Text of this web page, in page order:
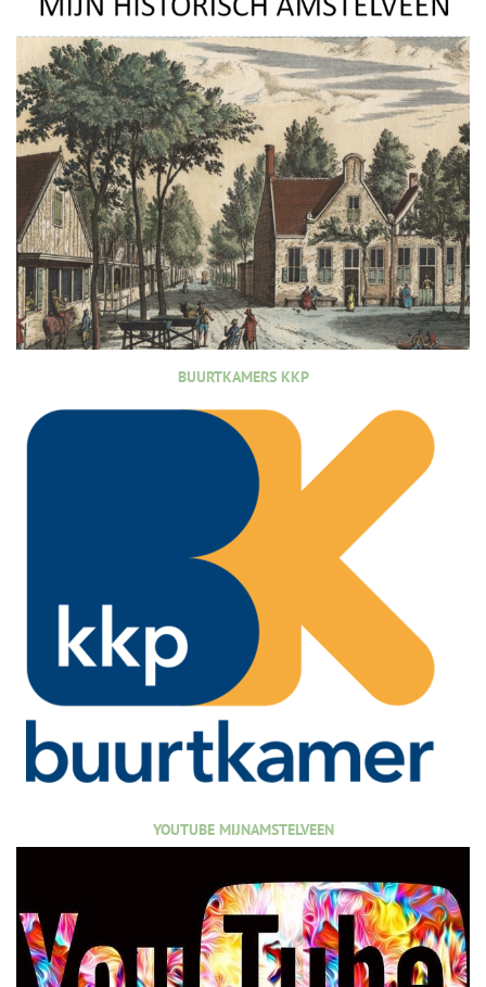
BUURTKAMERS KKP
YOUTUBE MIJNAMSTELVEEN